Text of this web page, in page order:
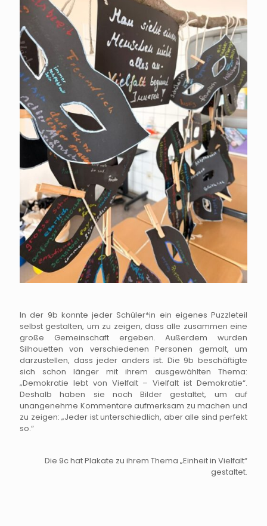
In der 9b konnte jeder Schüler*in ein eigenes Puzzleteil
selbst gestalten, um zu zeigen, dass alle zusammen eine
große Gemeinschaft ergeben. Außerdem wurden
Silhouetten von verschiedenen Personen gemalt, um
darzustellen, dass jeder anders ist. Die 9b beschäftigte
sich schon länger mit ihrem ausgewählten Thema:
„Demokratie lebt von Vielfalt – Vielfalt ist Demokratie“.
Deshalb haben sie noch Bilder gestaltet, um auf
unangenehme Kommentare aufmerksam zu machen und
zu zeigen: „Jeder ist unterschiedlich, aber alle sind perfekt
so.“
Die 9c hat Plakate zu ihrem Thema „Einheit in Vielfalt“
gestaltet.